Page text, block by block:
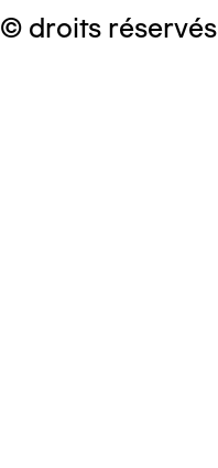
© droits réservés